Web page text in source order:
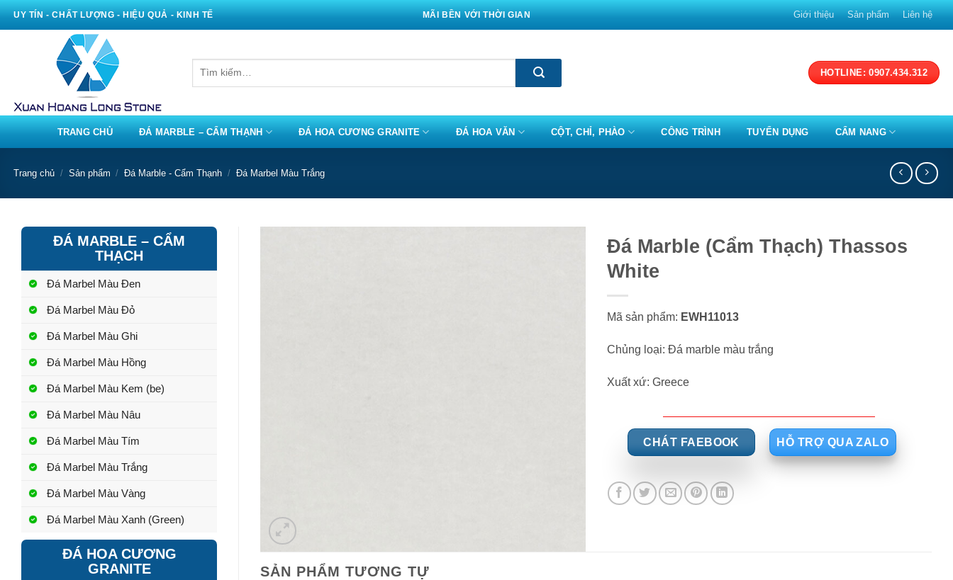
Bỏ
UY TÍN - CHẤT LƯỢNG - HIỆU QUẢ - KINH TẾ MÃI BỀN VỚI THỜI GIAN Giới thiệu Sản phẩm Liên hệ
kiếm:
HOTLINE: 0907.434.312
TRANG CHỦ ĐÁ MARBLE – CẨM THẠNH ĐÁ HOA CƯƠNG GRANITE ĐÁ HOA VĂN CỘT, CHỈ, PHÀO CÔNG TRÌNH TUYỂN DỤNG CẨM NANG
Trang chủ / Sản phẩm / Đá Marble - Cẩm Thạnh / Đá Marbel Màu Trắng
ĐÁ MARBLE – CẨM
THẠCH
Đá Marbel Màu Đen
Đá Marbel Màu Đỏ
Đá Marbel Màu Ghi
Đá Marbel Màu Hồng
Đá Marbel Màu Kem (be)
Đá Marbel Màu Nâu
Đá Marbel Màu Tím
Đá Marbel Màu Trắng
Đá Marbel Màu Vàng
Đá Marbel Màu Xanh (Green)
ĐÁ HOA CƯƠNG
GRANITE
Đá Marble (Cẩm Thạch) Thassos
White
Mã sản phẩm: EWH11013
Chủng loại: Đá marble màu trắng
Xuất xứ: Greece
CHÁT FAEBOOK HỖ TRỢ QUA ZALO
SẢN PHẨM TƯƠNG TỰ